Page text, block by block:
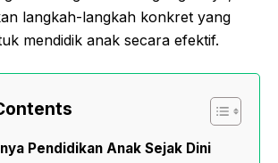
langkah-langkah konkret yang
mendidik anak secara efektif.
Pendidikan Anak Sejak Dini